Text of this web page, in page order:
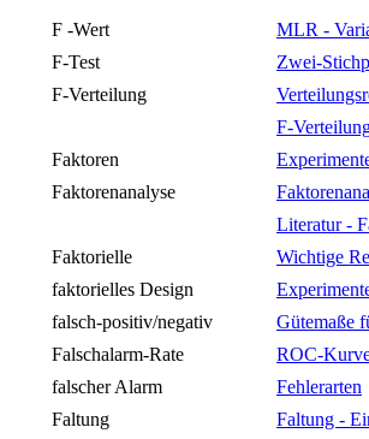
F -Wert
MLR -
F-Test
Zwei-
F-Verteilung
F-
Faktoren
Faktorenanalyse
Literatur -
Faktorielle
Wichtige
faktorielles Design
falsch-positiv/negativ
Gütemaße
Falschalarm-Rate
ROC-
falscher Alarm
Fehlerarten
Faltung
Faltung -